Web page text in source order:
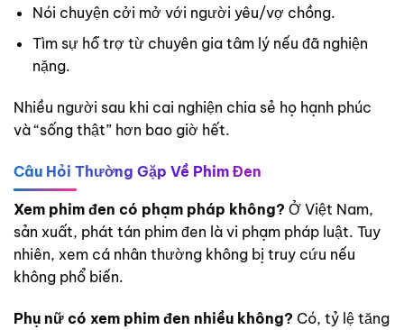
Nói chuyện cởi mở với người yêu/vợ chồng.
Tìm sự hỗ trợ từ chuyên gia tâm lý nếu đã nghiện
nặng.
Nhiều người sau khi cai nghiện chia sẻ họ hạnh phúc
và “sống thật” hơn bao giờ hết.
Câu Hỏi Thường Gặp Về Phim Đen
Xem phim đen có phạm pháp không? Ở Việt Nam,
sản xuất, phát tán phim đen là vi phạm pháp luật. Tuy
nhiên, xem cá nhân thường không bị truy cứu nếu
không phổ biến.
Phụ nữ có xem phim đen nhiều không? Có, tỷ lệ tăng